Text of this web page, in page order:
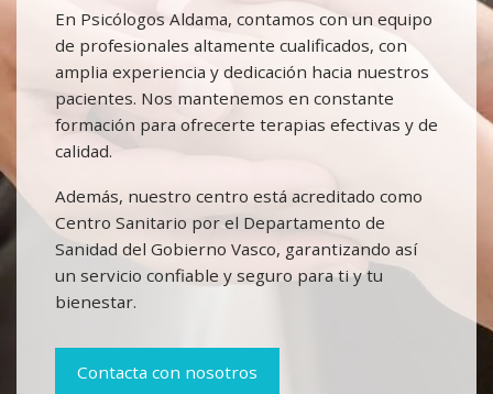
En Psicólogos Aldama, contamos con un equipo
de profesionales altamente cualificados, con
amplia experiencia y dedicación hacia nuestros
pacientes. Nos mantenemos en constante
formación para ofrecerte terapias efectivas y de
calidad.
Además, nuestro centro está acreditado como
Centro Sanitario por el Departamento de
Sanidad del Gobierno Vasco, garantizando así
un servicio confiable y seguro para ti y tu
bienestar.
Contacta con nosotros